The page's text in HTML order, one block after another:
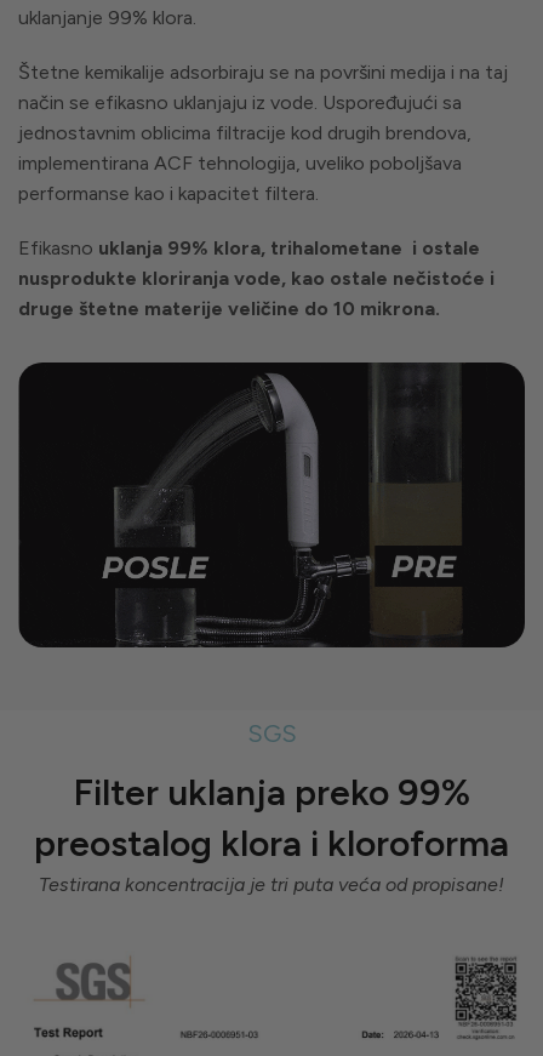
uklanjanje 99% klora.
Štetne kemikalije adsorbiraju se na površini medija i na taj
način se efikasno uklanjaju iz vode. Uspoređujući sa
jednostavnim oblicima filtracije kod drugih brendova,
implementirana ACF tehnologija, uveliko poboljšava
performanse kao i kapacitet filtera.
Efikasno uklanja 99% klora, trihalometane i ostale
nusprodukte kloriranja vode, kao ostale nečistoće i
druge štetne materije veličine do 10 mikrona.
SGS
Filter uklanja preko 99%
preostalog klora i kloroforma
Testirana koncentracija je tri puta veća od propisane!